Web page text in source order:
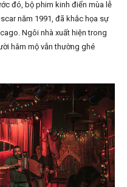
đó, bộ phim kinh điển mùa lễ
năm 1991, đã khắc họa sự
Ngôi nhà xuất hiện trong
hâm mộ vẫn thường ghé